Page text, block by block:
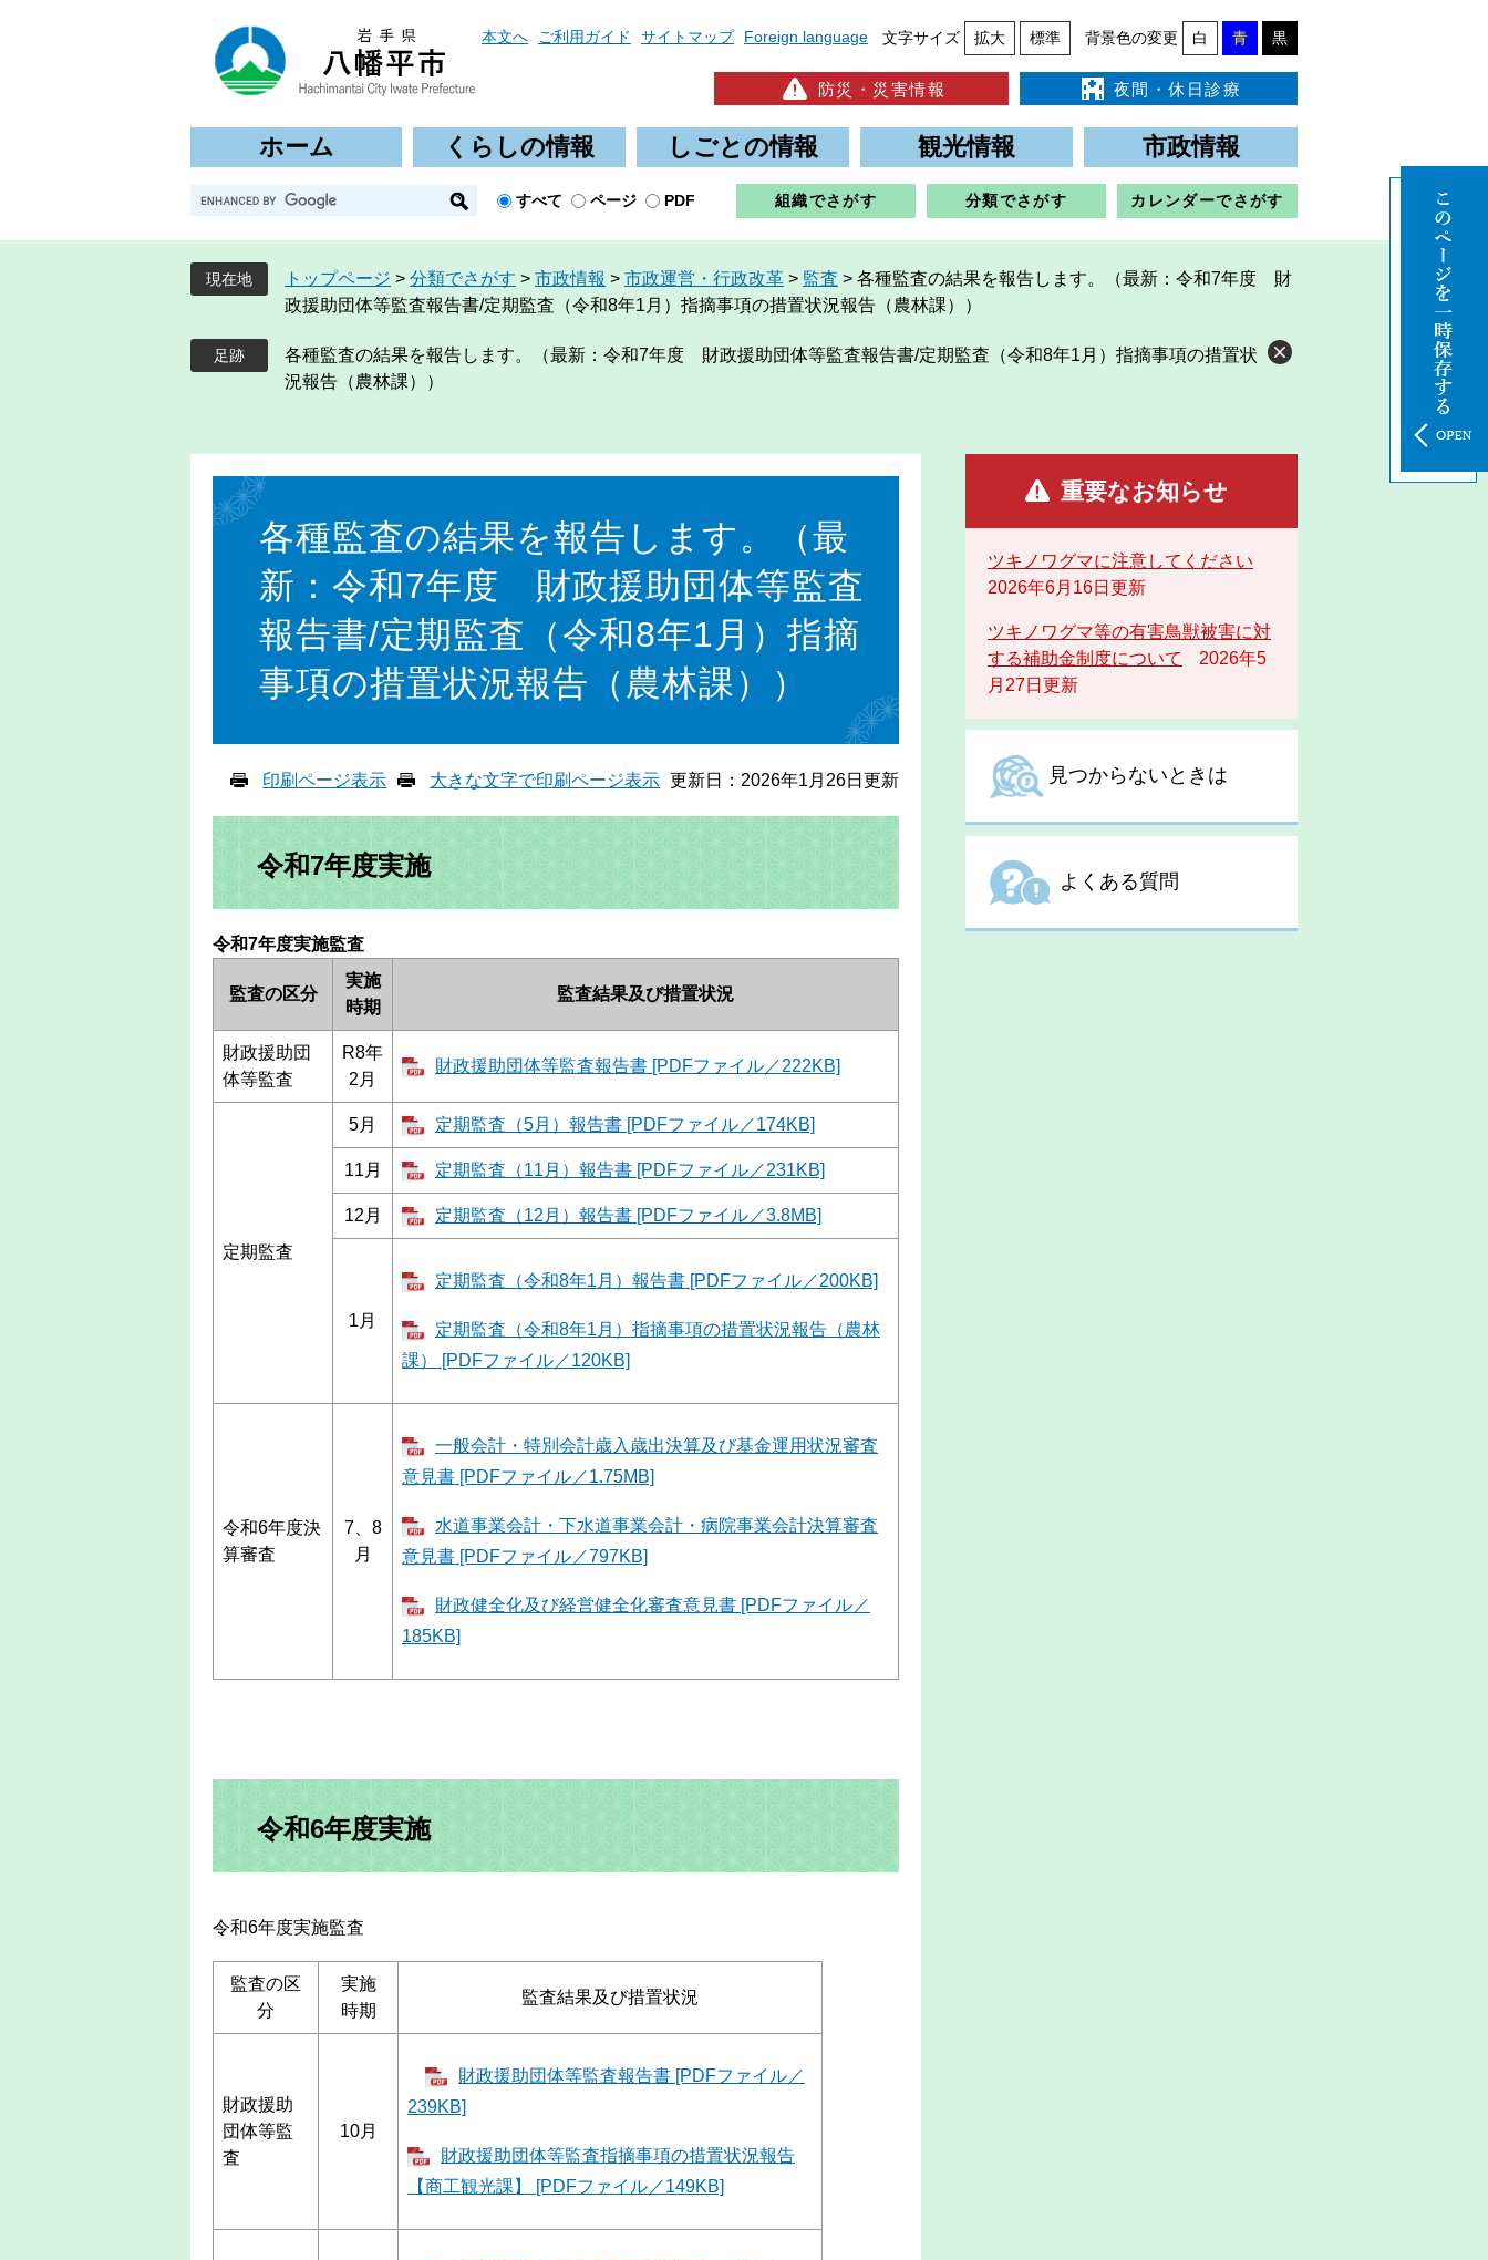
本文へ ご利用ガイド サイトマップ Foreign language 文字サイズ 拡大 標準 背景色の変更 白 青 黒
防災・災害情報 夜間・休日診療
ホーム くらしの情報 しごとの情報 観光情報 市政情報
G
o
g
l
カ
ス
すべて ページ PDF 組織でさがす 分類でさがす カレンダーでさがす
現在地 トップページ > 分類でさがす > 市政情報 > 市政運営・行政改革 > 監査 > 各種監査の結果を報告します。（最新：令和7年度 財
政援助団体等監査報告書/定期監査（令和8年1月）指摘事項の措置状況報告（農林課））
各種監査の結果を報告します。（最新：令和7年度 財政援助団体等監査報告書/定期監査（令和8年1月）指摘事項の措置状
況報告（農林課））
文
各種監査の結果を報告します。（最
新：令和7年度 財政援助団体等監査
報告書/定期監査（令和8年1月）指摘
事項の措置状況報告（農林課））
印刷ページ表示 大きな文字で印刷ページ表示 更新日：2026年1月26日更新
令和7年度実施
令和7年度実施監査
監査の区分
実施
時期
監査結果及び措置状況
財政援助団
体等監査
R8年
2月
財政援助団体等監査報告書 [PDFファイル／222KB]
定期監査
5月 定期監査（5月）報告書 [PDFファイル／174KB]
11月 定期監査（11月）報告書 [PDFファイル／231KB]
12月 定期監査（12月）報告書 [PDFファイル／3.8MB]
1月
定期監査（令和8年1月）報告書 [PDFファイル／200KB]
定期監査（令和8年1月）指摘事項の措置状況報告（農林
課） [PDFファイル／120KB]
令和6年度決
算審査
7、8
月
一般会計・特別会計歳入歳出決算及び基金運用状況審査
意見書 [PDFファイル／1.75MB]
水道事業会計・下水道事業会計・病院事業会計決算審査
意見書 [PDFファイル／797KB]
財政健全化及び経営健全化審査意見書 [PDFファイル／
185KB]
令和6年度実施
令和6年度実施監査
監査の区
分
実施
時期
監査結果及び措置状況
財政援助
団体等監
査
10月
財政援助団体等監査報告書 [PDFファイル／
239KB]
財政援助団体等監査指摘事項の措置状況報告
【商工観光課】 [PDFファイル／149KB]
重要なお知らせ
ツキノワグマに注意してください
2026年6月16日更新
ツキノワグマ等の有害鳥獣被害に対
する補助金制度について
2026年5
月27日更新
見つからないときは
よくある質問